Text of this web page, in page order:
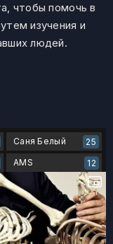
чтобы помочь в
изучения и
людей.
Саня Белый
25
AMS 12